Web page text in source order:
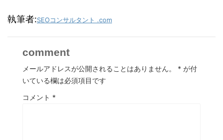
執筆者:SEOコンサルタント .com
comment
メールアドレスが公開されることはありません。 * が付
いている欄は必須項目です
コメント *